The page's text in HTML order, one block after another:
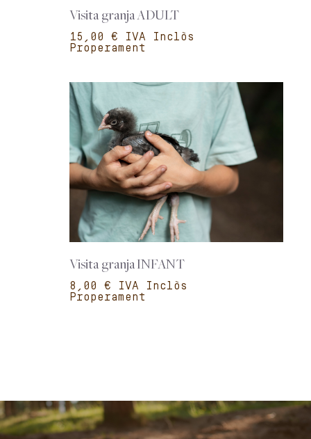
Visita granja ADULT
€
Properament
Visita granja INFANT
€
Properament